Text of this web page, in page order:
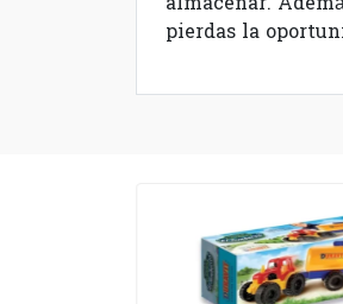
pierdas la